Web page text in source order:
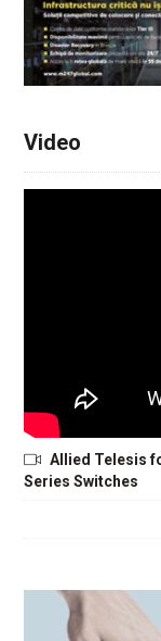
Video
Allied Telesis
Series Switches